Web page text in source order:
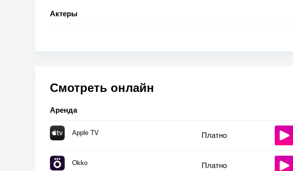
Актеры
Смотреть онлайн
Аренда
Apple TV Платно
Okko Платно